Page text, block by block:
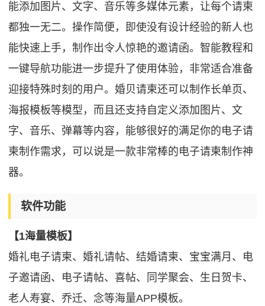
能添加图片、文字、音乐等多媒体元素，让每个请柬
都独一无二。操作简便，即使没有设计经验的新人也
能快速上手，制作出令人惊艳的邀请函。智能教程和
一键导航功能进一步提升了使用体验，非常适合准备
迎接特殊时刻的用户。婚贝请柬还可以制作长单页、
海报模板等模型，而且还支持自定义添加图片、文
字、音乐、弹幕等内容，能够很好的满足你的电子请
柬制作需求，可以说是一款非常棒的电子请柬制作神
器。
软件功能
【1海量模板】
婚礼电子请柬、婚礼请帖、结婚请柬、宝宝满月、电
子邀请函、电子请帖、喜帖、同学聚会、生日贺卡、
老人寿宴、乔迁、念等海量APP模板。